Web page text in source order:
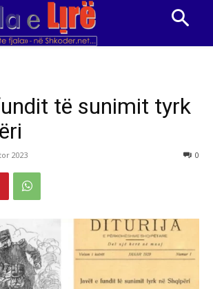
të sunimit tyrk
2023 0